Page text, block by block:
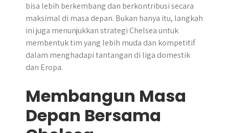
bisa lebih berkembang dan berkontribusi secara
maksimal di masa depan. Bukan hanya itu, langkah
ini juga menunjukkan strategi Chelsea untuk
membentuk tim yang lebih muda dan kompetitif
dalam menghadapi tantangan di liga domestik
dan Eropa.
Membangun Masa
Depan Bersama